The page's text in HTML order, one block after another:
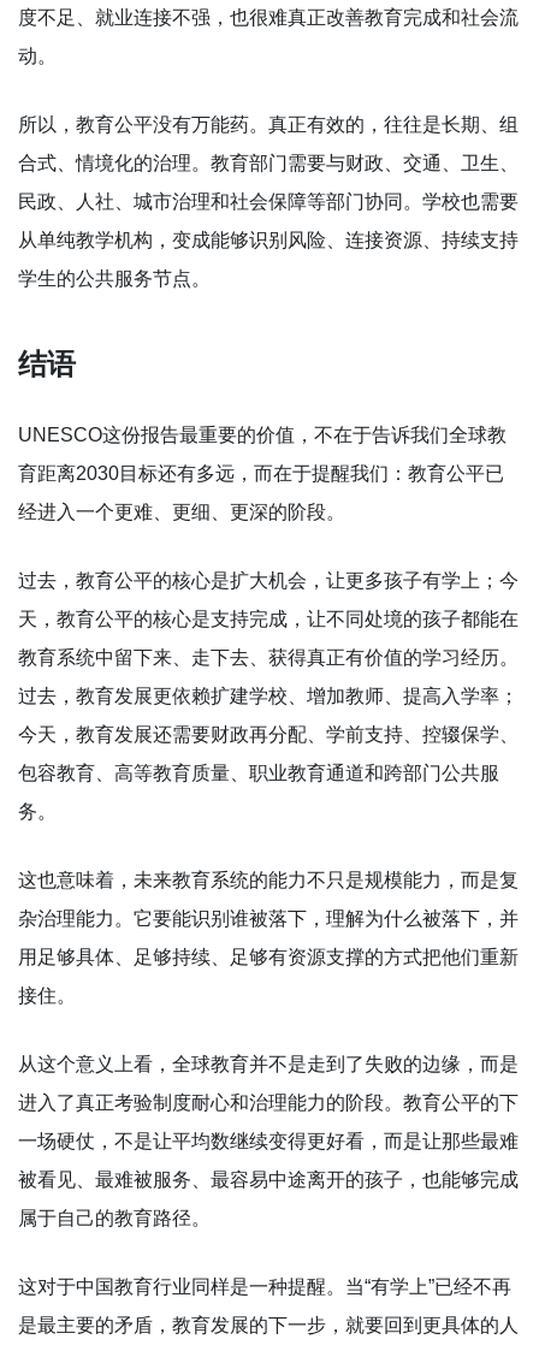
度不足、就业连接不强，也很难真正改善教育完成和社会流
动。
所以，教育公平没有万能药。真正有效的，往往是长期、组
合式、情境化的治理。教育部门需要与财政、交通、卫生、
民政、人社、城市治理和社会保障等部门协同。学校也需要
从单纯教学机构，变成能够识别风险、连接资源、持续支持
学生的公共服务节点。
结语
UNESCO这份报告最重要的价值，不在于告诉我们全球教
育距离2030目标还有多远，而在于提醒我们：教育公平已
经进入一个更难、更细、更深的阶段。
过去，教育公平的核心是扩大机会，让更多孩子有学上；今
天，教育公平的核心是支持完成，让不同处境的孩子都能在
教育系统中留下来、走下去、获得真正有价值的学习经历。
过去，教育发展更依赖扩建学校、增加教师、提高入学率；
今天，教育发展还需要财政再分配、学前支持、控辍保学、
包容教育、高等教育质量、职业教育通道和跨部门公共服
务。
这也意味着，未来教育系统的能力不只是规模能力，而是复
杂治理能力。它要能识别谁被落下，理解为什么被落下，并
用足够具体、足够持续、足够有资源支撑的方式把他们重新
接住。
从这个意义上看，全球教育并不是走到了失败的边缘，而是
进入了真正考验制度耐心和治理能力的阶段。教育公平的下
一场硬仗，不是让平均数继续变得更好看，而是让那些最难
被看见、最难被服务、最容易中途离开的孩子，也能够完成
属于自己的教育路径。
这对于中国教育行业同样是一种提醒。当“有学上”已经不再
是最主要的矛盾，教育发展的下一步，就要回到更具体的人